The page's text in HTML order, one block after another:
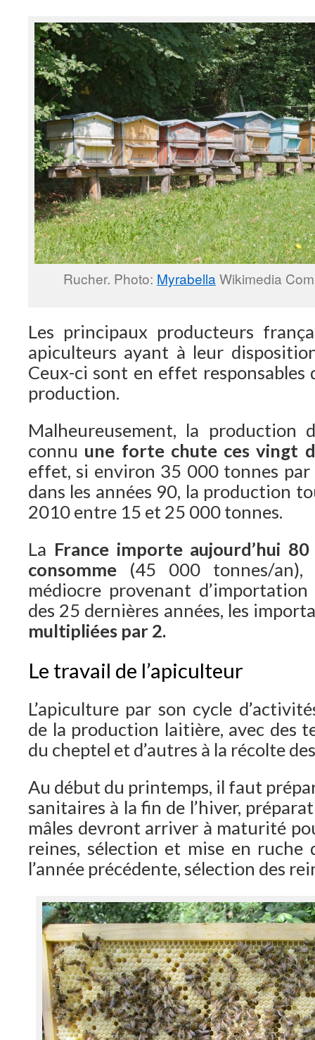
Rucher. Photo: MyrabellaWikimedia
Les principaux producteurs
apiculteurs ayant à leur
Ceux-ci sont en effet responsables
production.
Malheureusement, la production
connu une forte chute ces vingt
effet, si environ 35 000 tonnes
dans les années 90, la production
2010 entre 15 et 25 000 tonnes.
La France importe aujourd’hui
consomme (45 000 tonnes/an),
médiocre provenant
des 25 dernières années, les
multipliées par 2.
Le travail de l’apiculteur
L’apiculture par son cycle
de la production laitière, avec des
du cheptel et d’autres à la récolte
Au début du printemps, il faut
sanitaires à la fin de l’hiver,
mâles devront arriver à maturité
reines, sélection et mise en ruche
l’année précédente, sélection des